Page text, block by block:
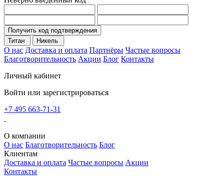
Получить код подтверждения
Титан
Никель
О нас Доставка и оплата Партнёры Частые вопросы
Благотворительность Акции Блог Контакты
Личный кабинет
Войти или зарегистрироваться
+7 495 663-71-31
О компании
О нас Благотворительность Блог
Клиентам
Доставка и оплата Частые вопросы Акции
Контакты